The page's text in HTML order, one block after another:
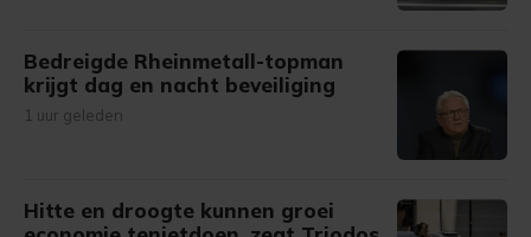
Bedreigde Rheinmetall-topman
krijgt dag en nacht beveiliging
1 uur geleden
Hitte en droogte kunnen groei